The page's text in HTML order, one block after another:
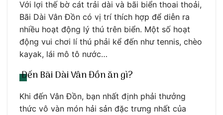
Với lợi thế bờ cát trải dài và bãi biển thoai thoải,
Bãi Dài Vân Đồn có vị trí thích hợp để diễn ra
nhiều hoạt động lý thú trên biển. Một số hoạt
động vui chơi lí thú phải kể đến như tennis, chèo
kayak, lái mô tô nước…
Đến Bãi Dài Vân Đồn ăn gì?
Khi đến Vân Đồn, bạn nhất định phải thưởng
thức vô vàn món hải sản đặc trưng nhất của